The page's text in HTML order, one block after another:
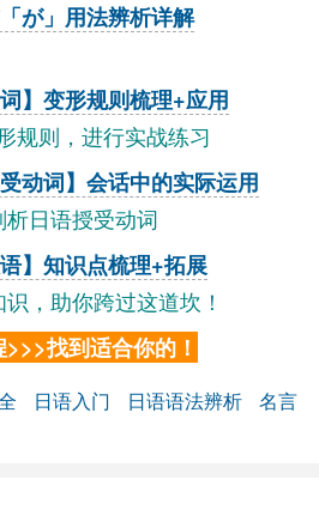
が」用法辨析详解
】变形规则梳理+应用
规则，进行实战练习
动词】会话中的实际运用
日语授受动词
】知识点梳理+拓展
，助你跨过这道坎！
找到适合你的！
日语入门 日语语法辨析
名言